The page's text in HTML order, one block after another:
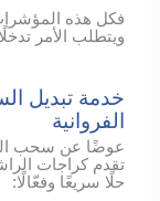
فكل هذه
ويتطلب الأمر
خدمة تبديل
الفروانية
عوضًا عن سحب
تقدم كراجات
حلًا سريعًا وفعّالًا: